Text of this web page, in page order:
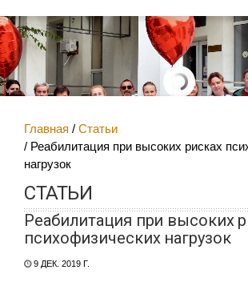
Главная
Статьи
Реабилитация при высоких рисках
нагрузок
СТАТЬИ
Реабилитация при высоких
психофизических нагрузок
9 ДЕК. 2019 Г.